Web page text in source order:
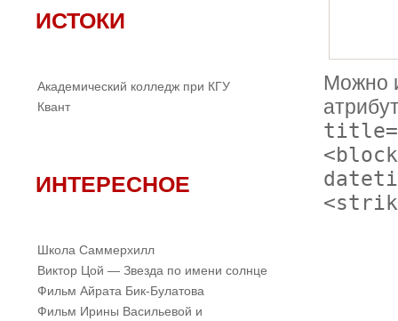
Можно
ИСТОКИ
Академический колледж при КГУ
Квант
ИНТЕРЕСНОЕ
Школа Саммерхилл
Виктор Цой — Звезда по имени солнце
Фильм Айрата Бик-Булатова
Фильм Ирины Васильевой и